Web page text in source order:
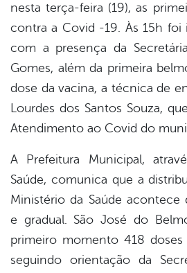
nesta terça-feira (19), as
contra a Covid -19. Às 15h foi
com a presença da
Gomes, além da primeira
dose da vacina, a técnica de
Lourdes dos Santos Souza,
Atendimento ao Covid do
A Prefeitura Municipal,
Saúde, comunica que a
Ministério da Saúde acontece
e gradual. São José do
primeiro momento 418 doses
seguindo orientação da